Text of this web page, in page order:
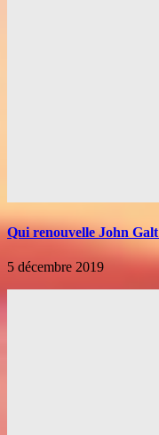
Qui renouvelle John
5 décembre 2019